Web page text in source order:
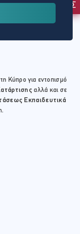
ΕΝΔΙΑΦΕΡΟΝΤΟΣ
Κύπρο για εντοπισμό
αλλά και σε
Εκπαιδευτικά